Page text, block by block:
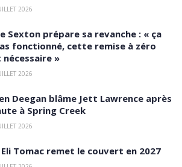
2026
Sexton prépare sa revanche : « ça
fonctionné, cette remise à zéro
»
2026
Deegan blâme Jett Lawrence après
à Spring Creek
2026
Eli Tomac remet le couvert en 2027